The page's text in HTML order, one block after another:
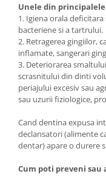
Unele din
1. Igiena orala
bacteriene si a tartrului.
2. Retragerea gingiilor,
inflamate, sangerari
3. Deteriorarea
scrasnitului din dinti
periajului excesiv sau
sau uzurii fiziologice,
Cand dentina expusa
declansatori (alimente
dentar) apare o durere
Cum poti preveni